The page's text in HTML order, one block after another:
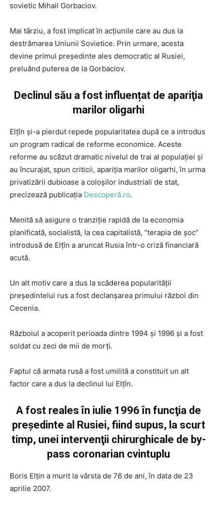
sovietic Mihail Gorbaciov.
Mai târziu, a fost implicat în acţiunile care au dus la
destrămarea Uniunii Sovietice. Prin urmare, acesta
devine primul preşedinte ales democratic al Rusiei,
preluând puterea de la Gorbaciov.
Declinul său a fost influențat de apariţia
marilor oligarhi
Elţîn şi-a pierdut repede popularitatea după ce a introdus
un program radical de reforme economice. Aceste
reforme au scăzut dramatic nivelul de trai al populaţiei şi
au încurajat, spun criticii, apariţia marilor oligarhi, în urma
privatizării dubioase a coloşilor industriali de stat,
precizează publicația Descoperă.ro.
Menită să asigure o tranziţie rapidă de la economia
planificată, socialistă, la cea capitalistă, “terapia de şoc”
introdusă de Elţîn a aruncat Rusia într-o criză financiară
acută.
Un alt motiv care a dus la scăderea popularității
președintelui rus a fost declanşarea primului război din
Cecenia.
Războiul a acoperit perioada dintre 1994 şi 1996 şi a fost
soldat cu zeci de mii de morţi.
Faptul că armata rusă a fost umilită a constituit un alt
factor care a dus la declinul lui Elţîn.
A fost reales în iulie 1996 în funcţia de
preşedinte al Rusiei, fiind supus, la scurt
timp, unei intervenţii chirurghicale de by-
pass coronarian cvintuplu
Boris Elţin a murit la vârsta de 76 de ani, în data de 23
aprilie 2007.